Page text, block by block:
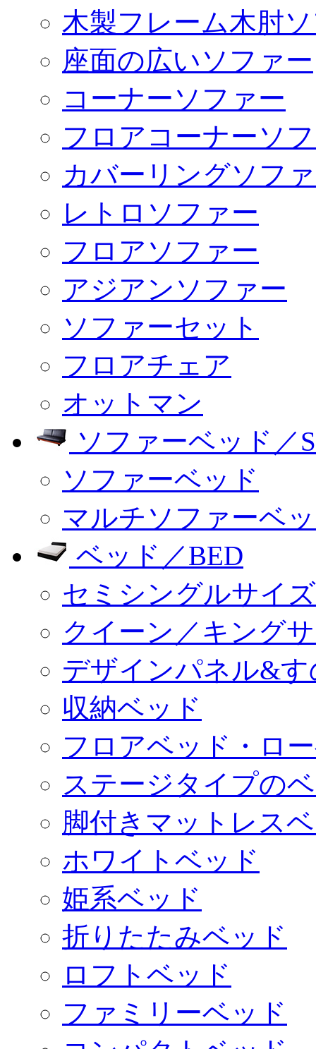
木製フレーム木肘
座面の広いソファー
コーナーソファー
フロアコーナーソ
カバーリングソフ
レトロソファー
フロアソファー
アジアンソファー
ソファーセット
フロアチェア
オットマン
ソファーベッド／
ソファーベッド
マルチソファーベ
ベッド／BED
セミシングルサイ
クイーン／キング
デザインパネル&
収納ベッド
フロアベッド・ロ
ステージタイプの
脚付きマットレス
ホワイトベッド
姫系ベッド
折りたたみベッド
ロフトベッド
ファミリーベッド